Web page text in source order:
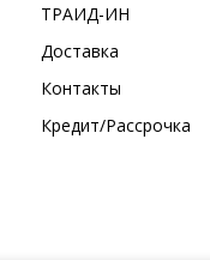
ТРАИД-ИН
Доставка
Контакты
Кредит/Рассрочка